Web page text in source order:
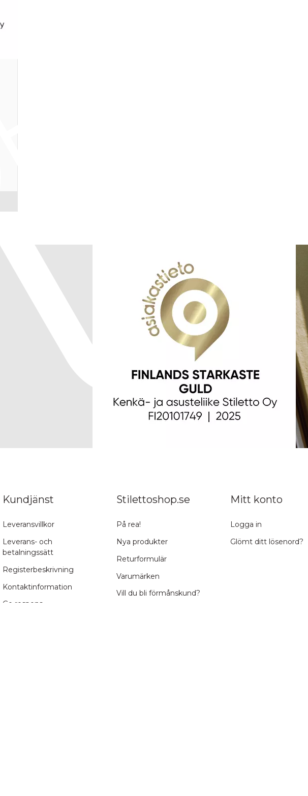
Kundjänst
Leveransvillkor
Leverans- och
betalningssätt
Registerbeskrivning
Kontaktinformation
Ge respons
Stilettoshop.se
På rea!
Nya produkter
Returformulär
Varumärken
Vill du bli förmånskund?
Mitt konto
Logga in
Glömt ditt lösenord?